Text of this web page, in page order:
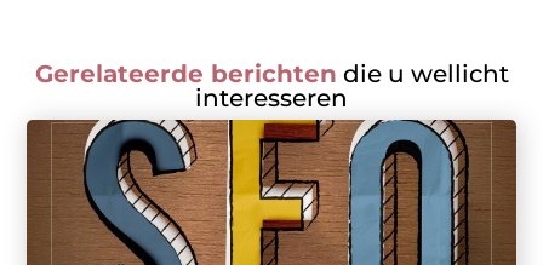
Gerelateerde berichten die u wellicht
interesseren